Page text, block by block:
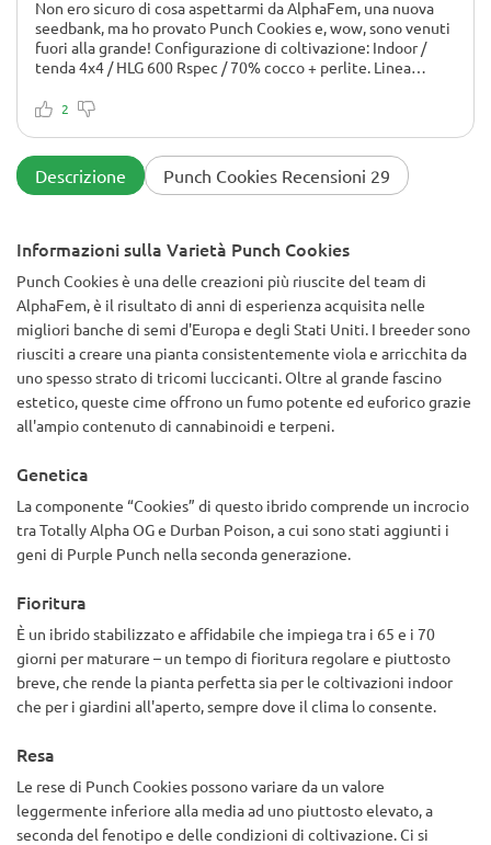
Non ero sicuro di cosa aspettarmi da AlphaFem, una nuova
seedbank, ma ho provato Punch Cookies e, wow, sono venuti
fuori alla grande! Configurazione di coltivazione: Indoor /
tenda 4x4 / HLG 600 Rspec / 70% cocco + perlite. Linea
12/12 il giorno 35 di vegetativa. Vegetativa: È cresciuta
piuttosto piatta entro la settimana 5. Nessun problema di
parassiti o carenze importanti: sembrava molto stabile
hanno iniziato ad accumularsi VELOCEMENTE entro la
notare un inscurimento nelle foglie e accenni viola nelle
infiorescenze: davvero una bella cosa. La produzione di
tricomi è stata pazzesca dalla settimana 7 in poi. Odore?
Immaginate il Kool-Aid all'uva mescolato con biscotti allo
zucchero. Dico sul serio. Raccolta: L'ho raccolta al 64° giorno
di fioritura. Le cime erano dense, super appiccicose e un
sogno da potare. La resa è stata di 520 g di secco da una
pianta scrogged – niente male per una nuova varietà.
Rapporto di fumata: Inalazione morbida, dolce e fruttata con
corposo. L'ho già messa in barattolo e il suo profumo migliora
ogni giorno. Considerazione finale: AlphaFem sarà anche una
novità, ma questa è genetica di livello élite. Punch Cookies
rivaleggia facilmente con qualsiasi cosa io abbia coltivato dai
breeder "grandi nomi".
2
Descrizione Punch Cookies Recensioni 29
Informazioni sulla Varietà Punch Cookies
Punch Cookies è una delle creazioni più riuscite del team di
AlphaFem, è il risultato di anni di esperienza acquisita nelle
migliori banche di semi d'Europa e degli Stati Uniti. I breeder sono
riusciti a creare una pianta consistentemente viola e arricchita da
uno spesso strato di tricomi luccicanti. Oltre al grande fascino
estetico, queste cime offrono un fumo potente ed euforico grazie
all'ampio contenuto di cannabinoidi e terpeni.
Genetica
La componente “Cookies” di questo ibrido comprende un incrocio
tra Totally Alpha OG e Durban Poison, a cui sono stati aggiunti i
geni di Purple Punch nella seconda generazione.
Fioritura
È un ibrido stabilizzato e affidabile che impiega tra i 65 e i 70
giorni per maturare – un tempo di fioritura regolare e piuttosto
breve, che rende la pianta perfetta sia per le coltivazioni indoor
che per i giardini all'aperto, sempre dove il clima lo consente.
Resa
Le rese di Punch Cookies possono variare da un valore
leggermente inferiore alla media ad uno piuttosto elevato, a
seconda del fenotipo e delle condizioni di coltivazione. Ci si